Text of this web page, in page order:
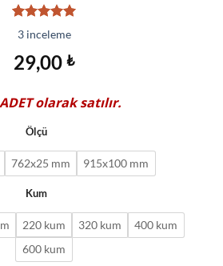
müşteri
puanına
dayanarak
5 üzerinden
3inceleme
29,00 ₺
ADETolarak satılır.
Ölçü
762x25 mm 915x100 mm
Kum
220 kum 320 kum
400 kum
600 kum